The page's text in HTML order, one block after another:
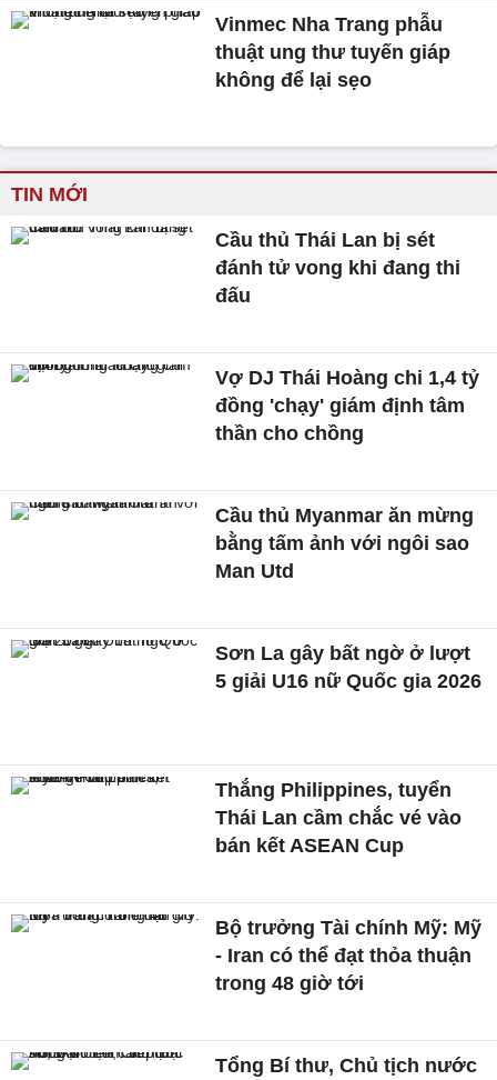
Vinmec Nha Trang phẫu
thuật ung thư tuyến giáp
không để lại sẹo
TIN MỚI
Cầu thủ Thái Lan bị sét
đánh tử vong khi đang thi
đấu
Vợ DJ Thái Hoàng chi 1,4 tỷ
đồng 'chạy' giám định tâm
thần cho chồng
Cầu thủ Myanmar ăn mừng
bằng tấm ảnh với ngôi sao
Man Utd
Sơn La gây bất ngờ ở lượt
5 giải U16 nữ Quốc gia 2026
Thắng Philippines, tuyển
Thái Lan cầm chắc vé vào
bán kết ASEAN Cup
Bộ trưởng Tài chính Mỹ: Mỹ
- Iran có thể đạt thỏa thuận
trong 48 giờ tới
Tổng Bí thư, Chủ tịch nước